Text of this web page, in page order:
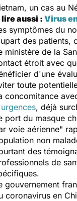
un cas au
lire aussi : Virus
symptômes du
des patients,
ministère de la
étroit avec
d'une
toute
concomitance
, déjà
port du masque
voie aérienne"
non
des
de
gouvernement
coronavirus en